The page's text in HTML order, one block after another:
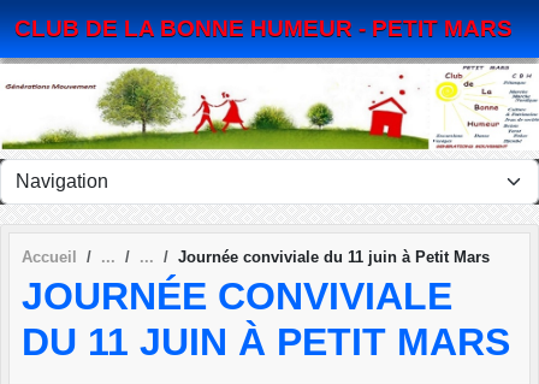
CLUB DE LA BONNE HUMEUR - PETIT MARS
Accueil Journée conviviale du 11 juin à Petit Mars
JOURNÉE CONVIVIALE
DU 11 JUIN À PETIT MARS